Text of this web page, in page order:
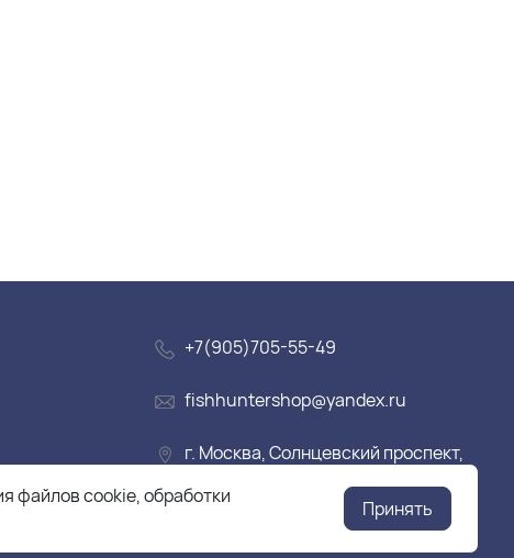
+7(905)705-55-49
fishhuntershop@yandex.ru
г. Москва, Солнцевский проспект,
файлов cookie, обработки
Принять